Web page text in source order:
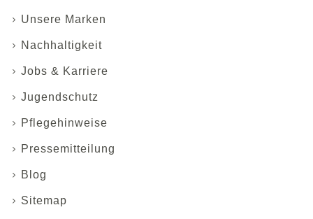
Unsere Marken
Nachhaltigkeit
Jobs & Karriere
Jugendschutz
Pflegehinweise
Pressemitteilung
Blog
Sitemap